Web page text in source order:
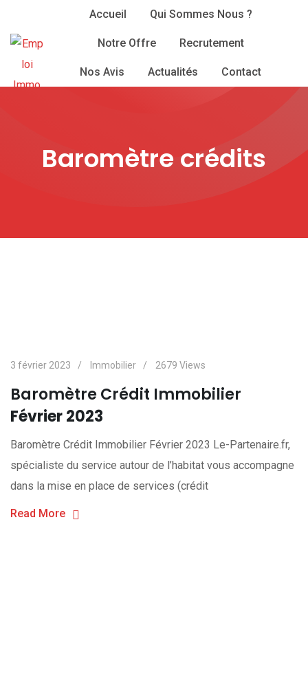
content
Accueil Qui Sommes Nous ?
Notre Offre Recrutement
Nos Avis Actualités Contact
Baromètre crédits
3 février 2023 Immobilier 2679 Views
Baromètre Crédit Immobilier
Février 2023
Baromètre Crédit Immobilier Février 2023 Le-Partenaire.fr,
spécialiste du service autour de l’habitat vous accompagne
dans la mise en place de services (crédit
Read More